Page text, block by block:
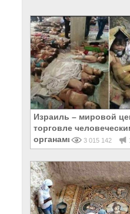
Израиль – мировой
торговле
органами
3 015 142